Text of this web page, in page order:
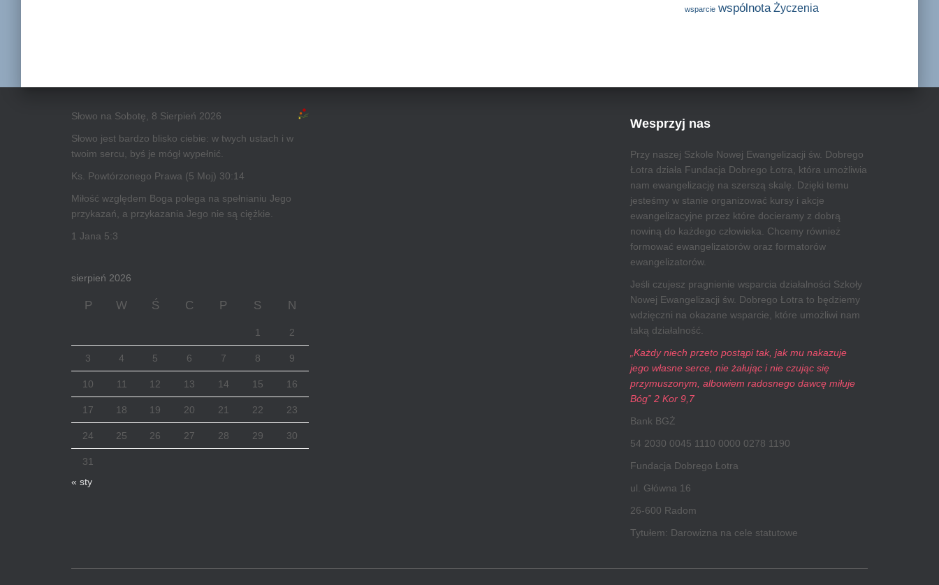
wsparcie wspólnota Życzenia
Słowo na Sobotę, 8 Sierpień 2026
Słowo jest bardzo blisko ciebie: w twych ustach i w
twoim sercu, byś je mógł wypełnić.
Ks. Powtórzonego Prawa (5 Moj) 30:14
Miłość względem Boga polega na spełnianiu Jego
przykazań, a przykazania Jego nie są ciężkie.
1 Jana 5:3
sierpień 2026
P W Ś C P S N
1 2
3 4 5 6 7 8 9
10 11 12 13 14 15 16
17 18 19 20 21 22 23
24 25 26 27 28 29 30
31
« sty
Wesprzyj nas
Przy naszej Szkole Nowej Ewangelizacji św. Dobrego
Łotra działa Fundacja Dobrego Łotra, która umożliwia
nam ewangelizację na szerszą skalę. Dzięki temu
jesteśmy w stanie organizować kursy i akcje
ewangelizacyjne przez które docieramy z dobrą
nowiną do każdego człowieka. Chcemy również
formować ewangelizatorów oraz formatorów
ewangelizatorów.
Jeśli czujesz pragnienie wsparcia działalności Szkoły
Nowej Ewangelizacji św. Dobrego Łotra to będziemy
wdzięczni na okazane wsparcie, które umożliwi nam
taką działalność.
„Każdy niech przeto postąpi tak, jak mu nakazuje
jego własne serce, nie żałując i nie czując się
przymuszonym, albowiem radosnego dawcę miłuje
Bóg” 2 Kor 9,7
Bank BGŻ
54 2030 0045 1110 0000 0278 1190
Fundacja Dobrego Łotra
ul. Główna 16
26-600 Radom
Tytułem: Darowizna na cele statutowe